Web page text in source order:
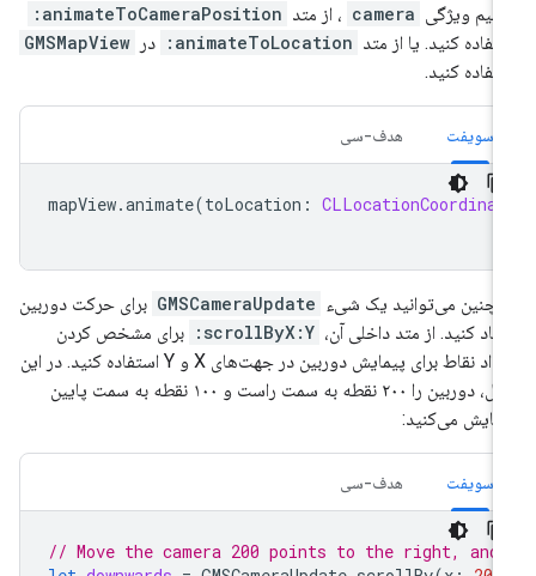
ویژگی camera ، از متد animateToCameraPosition:
کنید. یا از متد animateToLocation: در GMSMapView
کنید.
سویفت هدف-سی
mapView.animate(toLocation:
می‌توانید یک شیء GMSCameraUpdate برای حرکت دوربین
کنید. از متد داخلی آن، scrollByX:Y:
برای مشخص کردن
تعداد نقاط برای پیمایش دوربین در جهت‌های X و Y استفاده کنید. در این
مثال، دوربین را ۲۰۰ نقطه به سمت راست و ۱۰۰ نقطه به سمت پایین
می‌کنید:
سویفت هدف-سی
// Move the camera 200 points to the right, and